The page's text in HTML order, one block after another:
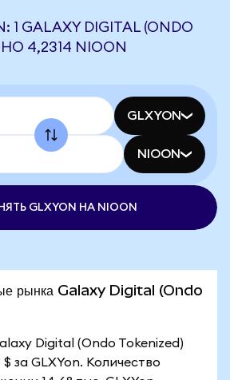
1 GALAXY DIGITAL (ONDO
4,2314 NIOON
GLXYON
NIOON
GLXYON НА NIOON
рынка Galaxy Digital (Ondo
Digital (Ondo Tokenized)
$ за GLXYon. Количество